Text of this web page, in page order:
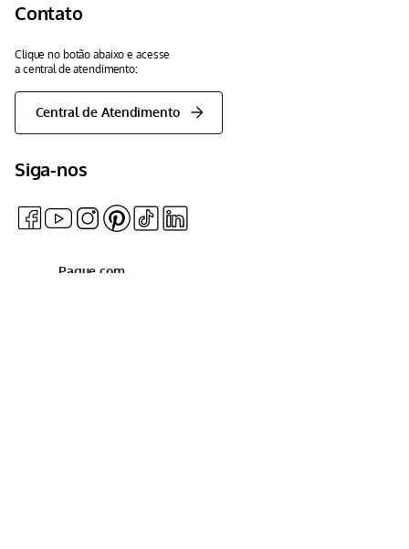
Contato
Clique no botão abaixo e acesse
a central de atendimento:
Central de Atendimento
Siga-nos
Pague com